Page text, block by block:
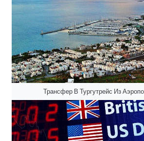
Трансфер В Тургутрейс Из